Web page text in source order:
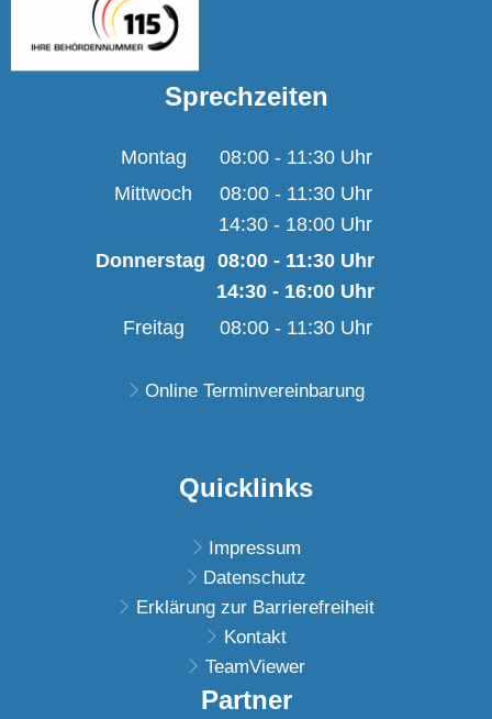
Sprechzeiten
Montag 08:00- 11:30Uhr
Von 08:00 bis 11:30
Mittwoch 08:00- 11:30Uhr
Von 08:00 bis 11:30
14:30 - 18:00 Uhr
Von 14:30 bis 18:00
Donnerstag 08:00- 11:30Uhr
Von 08:00 bis 11:30
14:30 - 16:00 Uhr
Von 14:30 bis 16:00
Freitag 08:00- 11:30Uhr
Online Terminvereinbarung
Quicklinks
Impressum
Datenschutz
Erklärung zur Barrierefreiheit
Kontakt
TeamViewer
Partner